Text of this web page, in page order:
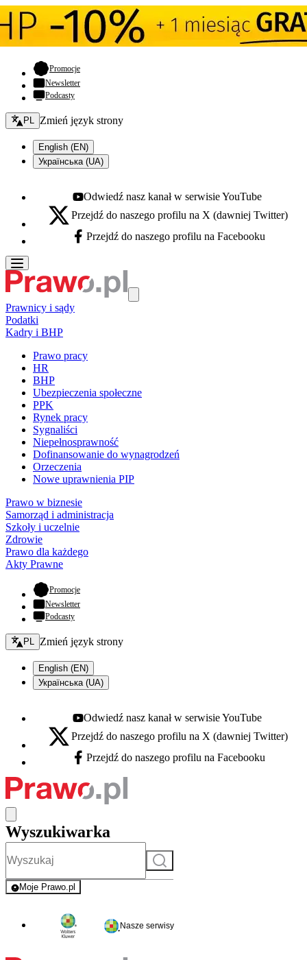
Promocje- otwiera się w nowej karcie
Newsletter
Podcasty
Zmień język - bieżący:
PL Zmień język strony
English (EN)
Українська (UA)
Youtube - otwiera się w nowej karcie
Odwiedź nasz kanał w serwisie YouTube
X - otwiera się w nowej karcie
Przejdź do naszego profilu na X (dawniej Twitter)
Facebook - otwiera się w nowej karcie
Przejdź do naszego profilu na Facebooku
Prawnicy i sądy
Podatki
Kadry i BHP
Prawo pracy
HR
BHP
Ubezpieczenia społeczne
PPK
Rynek pracy
Sygnaliści
Niepełnosprawność
Dofinansowanie do wynagrodzeń
Orzeczenia
Nowe uprawnienia PIP
Prawo w biznesie
Samorząd i administracja
Szkoły i uczelnie
Zdrowie
Prawo dla każdego
Akty Prawne
Promocje- otwiera się w nowej karcie
Newsletter
Podcasty
Zmień język - bieżący:
PL Zmień język strony
English (EN)
Українська (UA)
Youtube - otwiera się w nowej karcie
Odwiedź nasz kanał w serwisie YouTube
X - otwiera się w nowej karcie
Przejdź do naszego profilu na X (dawniej Twitter)
Facebook - otwiera się w nowej karcie
Przejdź do naszego profilu na Facebooku
Wyszukiwarka
Szukaj
Moje Prawo.pl
- rejestracja i logowanie do serwisu
Nasze serwisy